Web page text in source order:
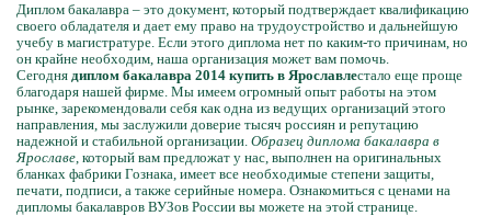
Диплом бакалавра – это документ, который подтверждает квалификацию
своего обладателя и дает ему право на трудоустройство и дальнейшую
учебу в магистратуре. Если этого диплома нет по каким-то причинам, но
он крайне необходим, наша организация может вам помочь.
Сегодня диплом бакалавра 2014 купить в Ярославлестало еще проще
благодаря нашей фирме. Мы имеем огромный опыт работы на этом
рынке, зарекомендовали себя как одна из ведущих организаций этого
направления, мы заслужили доверие тысяч россиян и репутацию
надежной и стабильной организации. Образец диплома бакалавра в
Ярославе, который вам предложат у нас, выполнен на оригинальных
бланках фабрики Гознака, имеет все необходимые степени защиты,
печати, подписи, а также серийные номера. Ознакомиться с ценами на
дипломы бакалавров ВУЗов России вы можете на этой странице.